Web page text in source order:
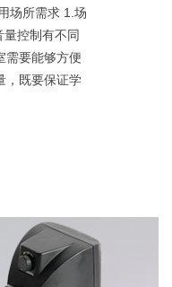
场所需求 1.场
控制有不同
需要能够方便
，既要保证学